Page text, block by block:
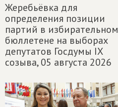
Жеребьёвка для
определения позиции
партий в избирательном
бюллетене на выборах
депутатов Госдумы IX
созыва,05 августа 2026